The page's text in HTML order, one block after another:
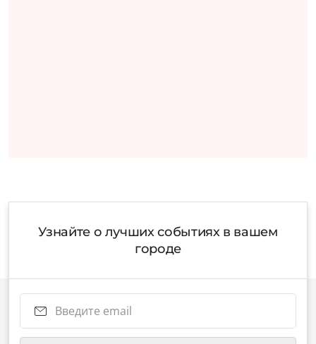
Узнайте о лучших событиях в вашем
городе